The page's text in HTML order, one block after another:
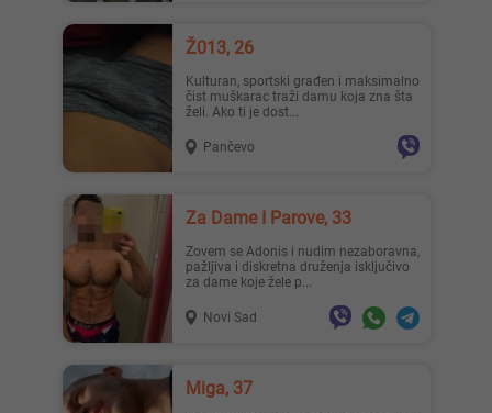
Ž013, 26
Kulturan, sportski građen i maksimalno
čist muškarac traži damu koja zna šta
želi. Ako ti je dost...
Pančevo
Za Dame I Parove, 33
Zovem se Adonis i nudim nezaboravna,
pažljiva i diskretna druženja isključivo
za dame koje žele p...
Novi Sad
Miga, 37